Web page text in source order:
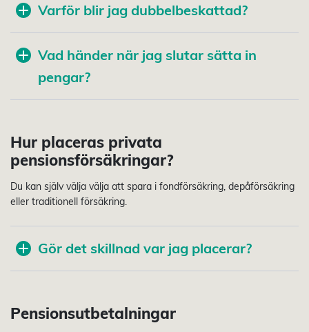
Varför blir jag dubbelbeskattad?
Vad händer när jag slutar sätta in
pengar?
Hur placeras privata
pensionsförsäkringar?
Du kan själv välja välja att spara i fondförsäkring, depåförsäkring
eller traditionell försäkring.
Gör det skillnad var jag placerar?
Pensionsutbetalningar